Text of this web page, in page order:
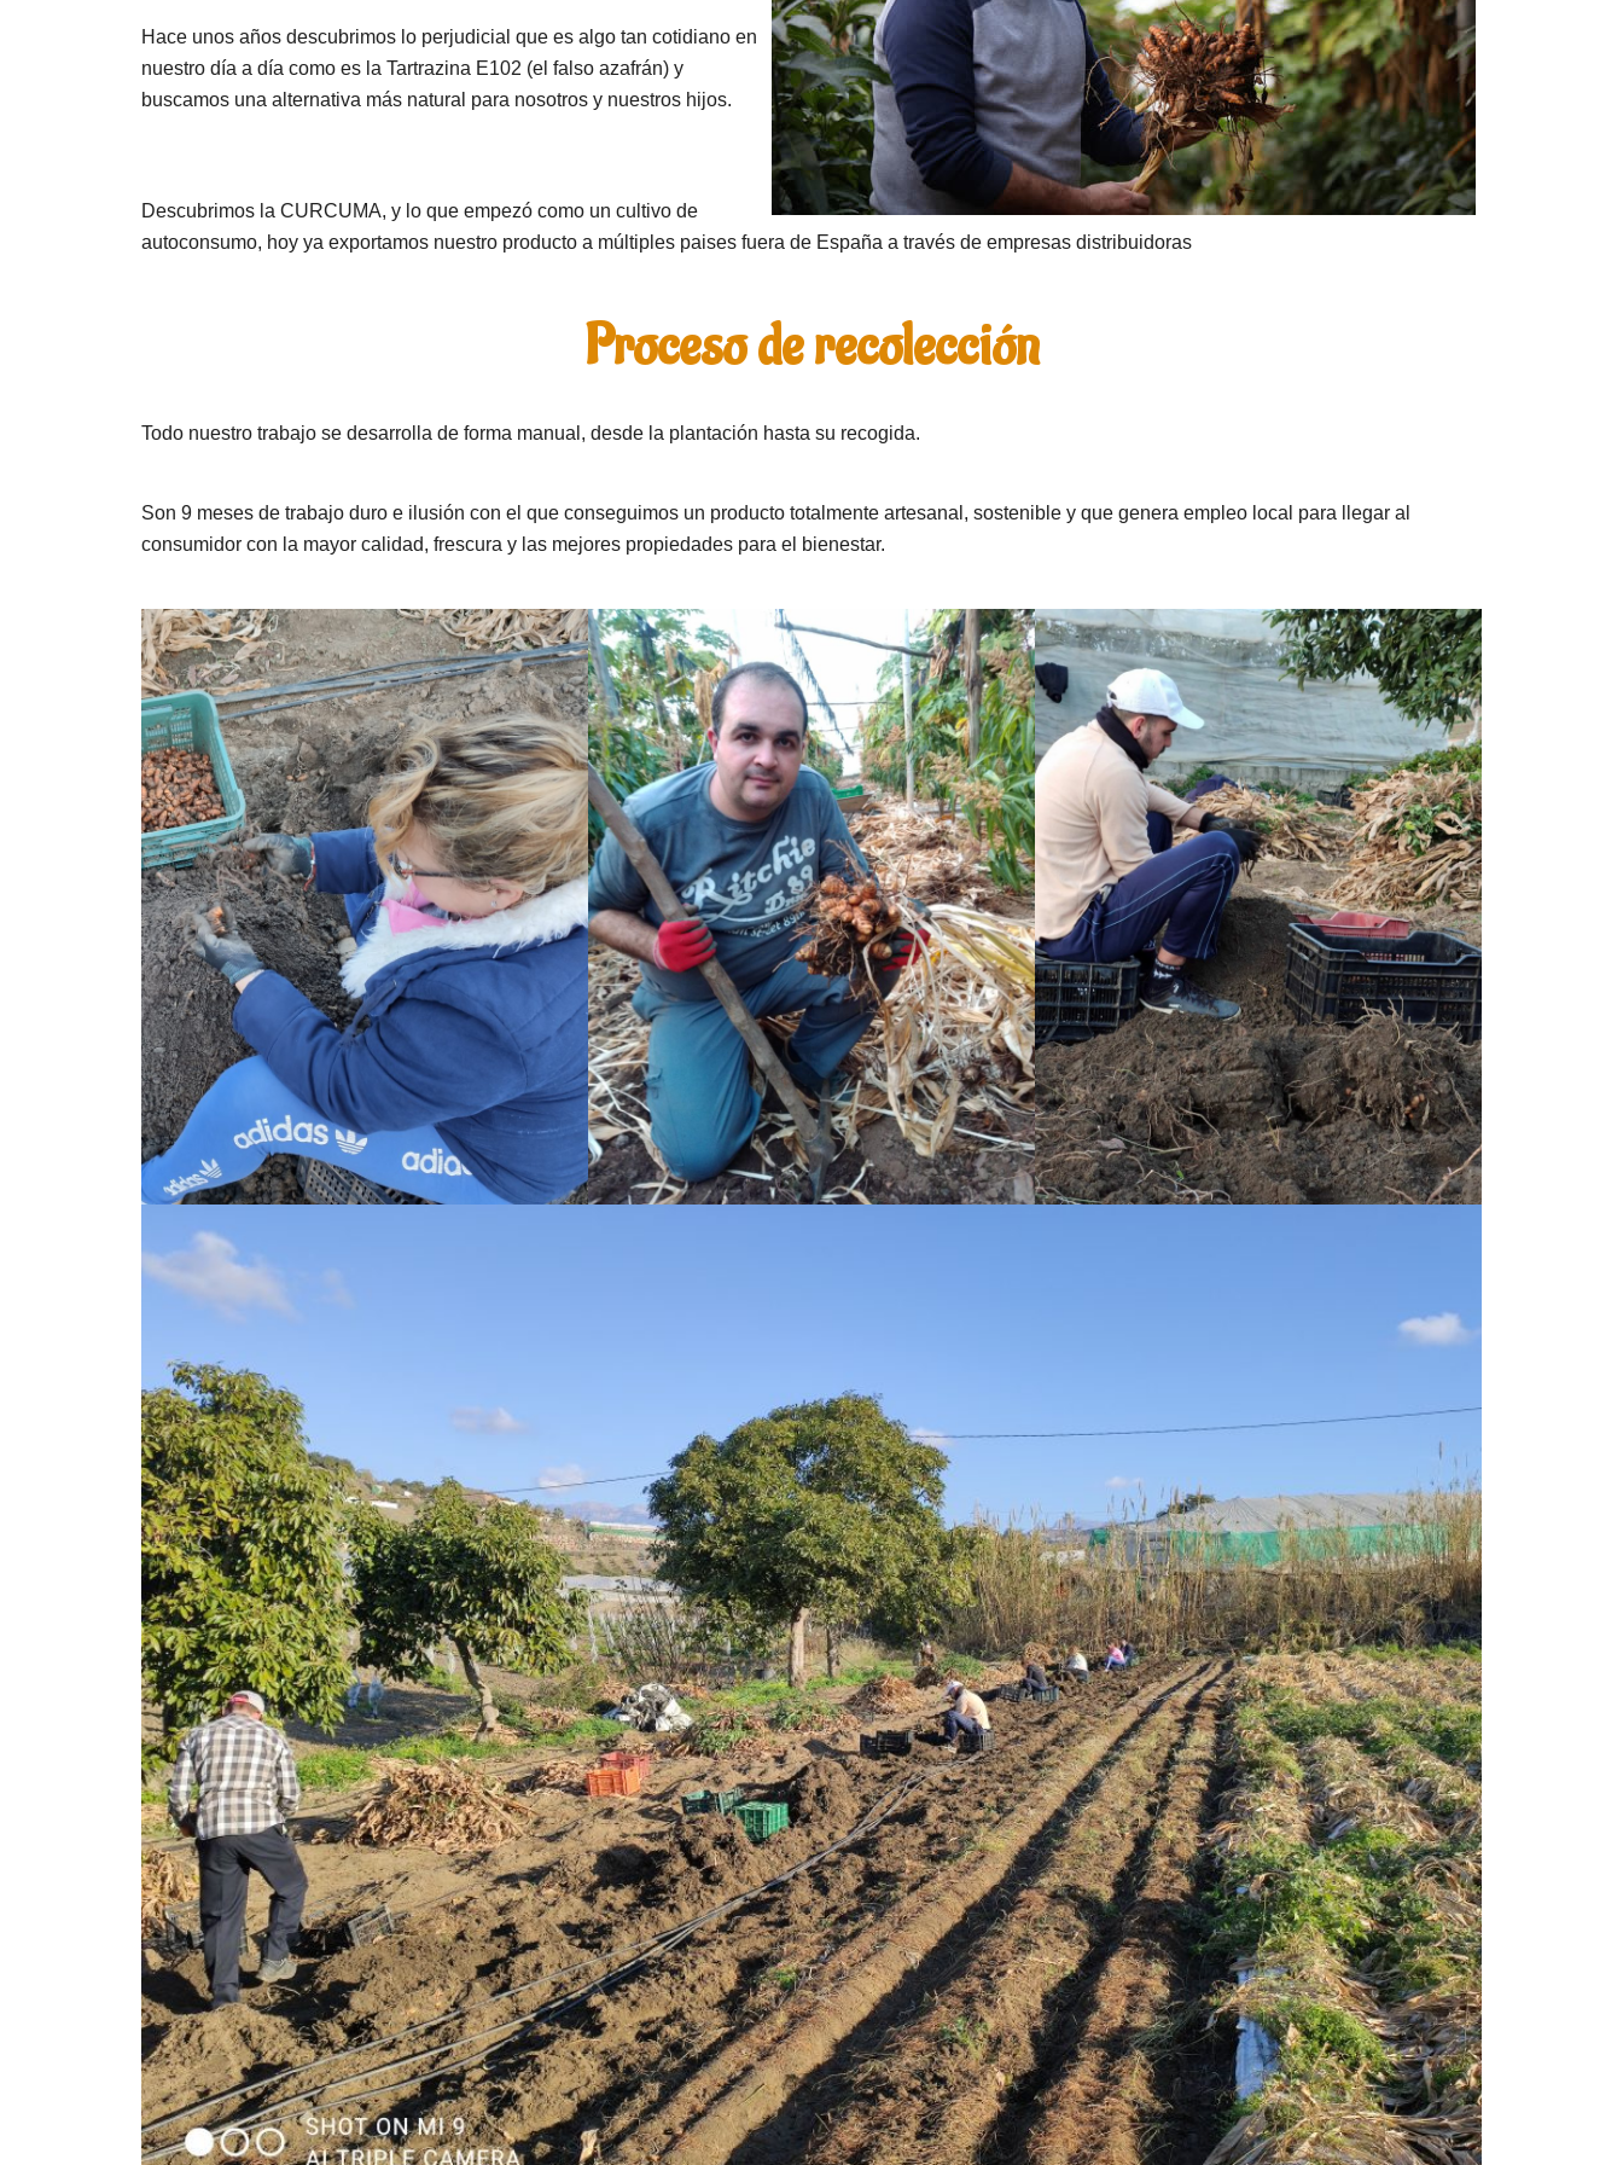
Hace unos años descubrimos lo perjudicial que es algo tan cotidiano en
nuestro día a día como es la Tartrazina E102 (el falso azafrán) y
buscamos una alternativa más natural para nosotros y nuestros hijos.
Descubrimos la CURCUMA, y lo que empezó como un cultivo de
autoconsumo, hoy ya exportamos nuestro producto a múltiples paises fuera de España a través de empresas distribuidoras
Proceso de recolección
Todo nuestro trabajo se desarrolla de forma manual, desde la plantación hasta su recogida.
Son 9 meses de trabajo duro e ilusión con el que conseguimos un producto totalmente artesanal, sostenible y que genera empleo local para llegar al
consumidor con la mayor calidad, frescura y las mejores propiedades para el bienestar.